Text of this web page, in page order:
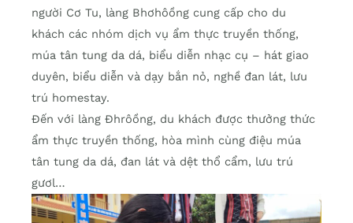
người Cơ Tu, làng Bhơhôồng cung cấp cho du
khách các nhóm dịch vụ ẩm thực truyền thống,
múa tân tung da dá, biểu diễn nhạc cụ – hát giao
duyên, biểu diễn và dạy bắn nỏ, nghề đan lát, lưu
trú homestay.
Đến với làng Đhrôồng, du khách được thưởng thức
ẩm thực truyền thống, hòa mình cùng điệu múa
tân tung da dá, đan lát và dệt thổ cẩm, lưu trú
gươl…